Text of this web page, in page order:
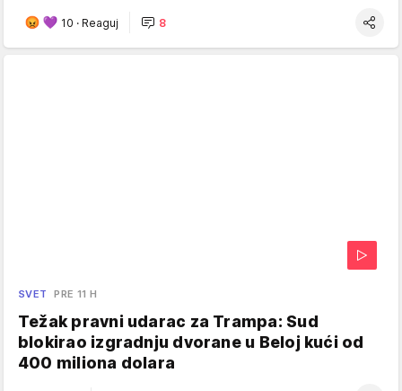
10 · Reaguj 8
SVET PRE 11 H
Težak pravni udarac za Trampa: Sud
blokirao izgradnju dvorane u Beloj kući od
400 miliona dolara